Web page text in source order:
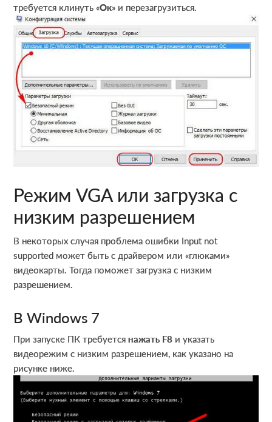
требуется клинуть «Ок» и перезагрузиться.
Режим VGA или загрузка с
низким разрешением
В некоторых случая проблема ошибки Input not
supported может быть с драйвером или «глюками»
видеокарты. Тогда поможет загрузка с низким
разрешением.
В Windows 7
При запуске ПК требуетсянажать F8 и указать
видеорежим с низким разрешением, как указано на
рисунке ниже.